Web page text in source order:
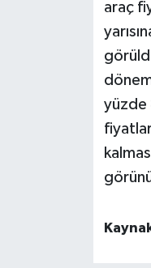
araç
yüzde